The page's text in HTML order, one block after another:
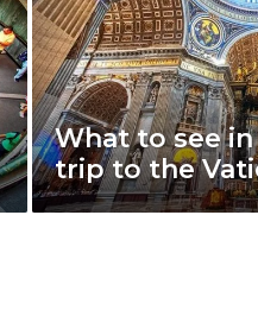
What to see
trip to the